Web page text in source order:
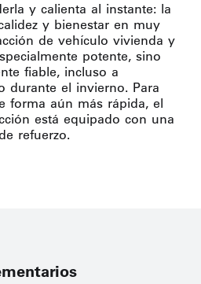
y calienta al instante: la
y bienestar en muy
de vehículo vivienda y
potente, sino
fiable, incluso a
durante el invierno. Para
forma aún más rápida, el
está equipado con una
refuerzo.